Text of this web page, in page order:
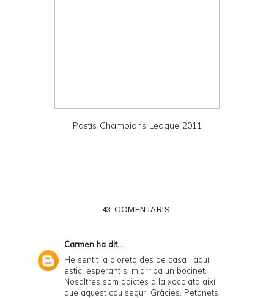
Pastís Champions League 2011
43 COMENTARIS:
Carmen ha dit...
He sentit la oloreta des de casa i aquí
estic, esperant si m'arriba un bocinet.
Nosaltres som adictes a la xocolata així
que aquest cau segur. Gràcies. Petonets